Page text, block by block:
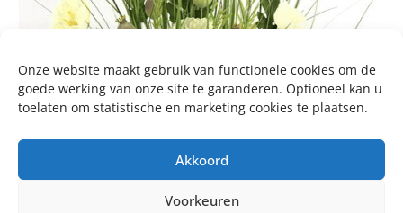
Onze website maakt gebruik van functionele cookies om de
goede werking van onze site te garanderen. Optioneel kan u
toelaten om statistische en marketing cookies te plaatsen.
Akkoord
Voorkeuren